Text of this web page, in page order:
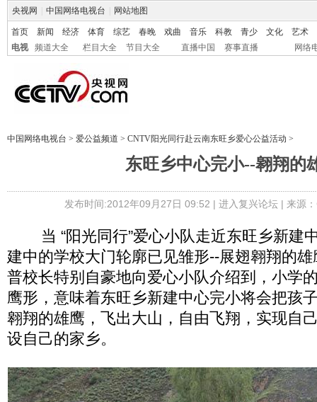
央视网 中国网络电视台 网站地图
首页 新闻 经济 体育 综艺 春晚 戏曲 音乐 科教 青少 文化
艺术
电视
频道大全 栏目大全 节目大全 直播中国 赛事直播 网络
中国网络电视台 > 爱公益频道 > CNTV阳光同行赴云南东旺乡爱心公益活动 >
东旺乡中心完小--翱翔的
发布时间:2012年09月27日 09:52 | 进入复兴论坛| 来源
当 “阳光同行”爱心小队走近东旺乡新建
建中的学校大门轮廓已见雏形--展翅翱翔的
普校长特别自豪地向爱心小队介绍到，小学
鹰形，意味着东旺乡新建中心完小将会把孩
翱翔的雄鹰，飞出大山，自由飞翔，实现自
设自己的家乡。